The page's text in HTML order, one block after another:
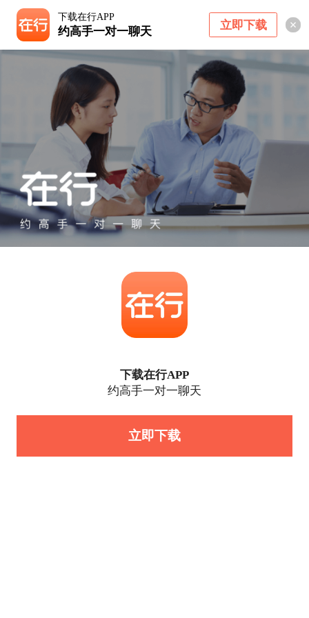
下载在行APP
约高手一对一聊天 立即下载
下载在行APP
约高手一对一聊天
立即下载